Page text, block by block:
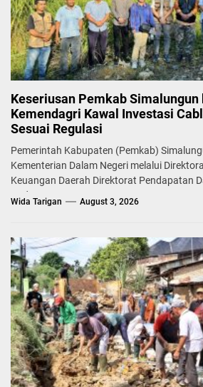
Keseriusan Pemkab Simalungun
Kemendagri Kawal Investasi
Sesuai Regulasi
Pemerintah Kabupaten (Pemkab)
Kementerian Dalam Negeri melalui
Keuangan Daerah Direktorat Pendapatan
Badan...
Wida Tarigan August 3, 2026